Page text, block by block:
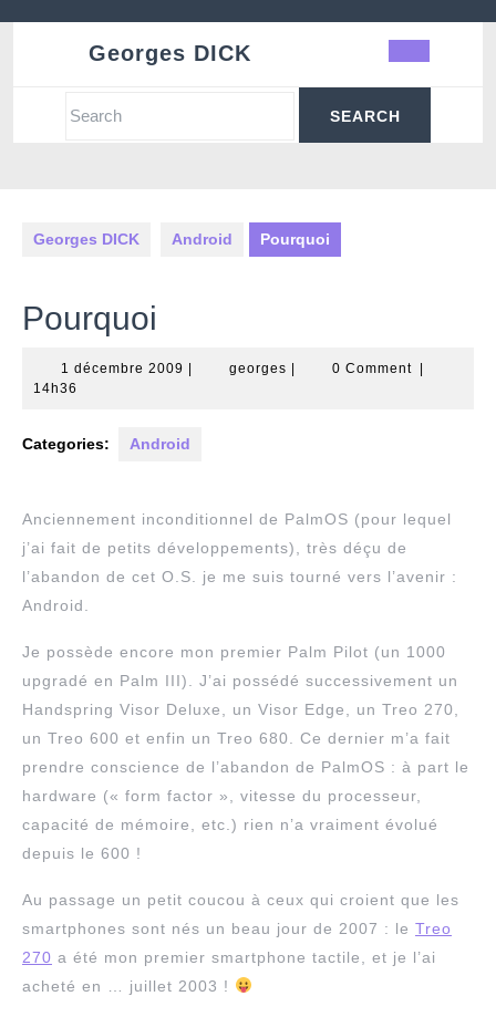
Georges DICK
Search
Georges DICK Android Pourquoi
Pourquoi
1 décembre 2009 1
georgesgeorges0 Comment
14h36
Categories: Android
Anciennement inconditionnel de PalmOS (pour lequel
j’ai fait de petits développements), très déçu de
l’abandon de cet O.S. je me suis tourné vers l’avenir :
Android.
Je possède encore mon premier Palm Pilot (un 1000
upgradé en Palm III). J’ai possédé successivement un
Handspring Visor Deluxe, un Visor Edge, un Treo 270,
un Treo 600 et enfin un Treo 680. Ce dernier m’a fait
prendre conscience de l’abandon de PalmOS : à part le
hardware (« form factor », vitesse du processeur,
capacité de mémoire, etc.) rien n’a vraiment évolué
depuis le 600 !
Au passage un petit coucou à ceux qui croient que les
smartphones sont nés un beau jour de 2007 : le Treo
270 a été mon premier smartphone tactile, et je l’ai
acheté en … juillet 2003 !